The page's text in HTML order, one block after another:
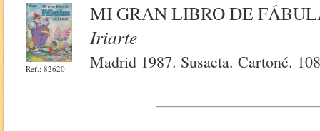
Ref.: 82620
MI GRAN LIBRO DE
Iriarte
Madrid 1987. Susaeta. Cartoné.